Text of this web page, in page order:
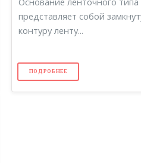
представляет собой
контуру ленту...
ПОДРОБНЕЕ